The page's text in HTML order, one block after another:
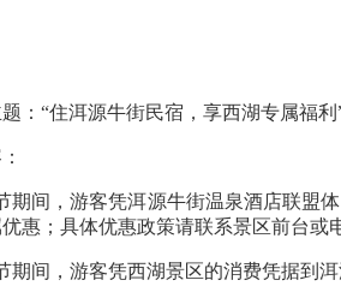
题：“住洱源牛街民宿，享西湖专属福利”
期间，游客凭洱源牛街温泉酒店联盟
惠；具体优惠政策请联系景区前台或
期间，游客凭西湖景区的消费凭据到